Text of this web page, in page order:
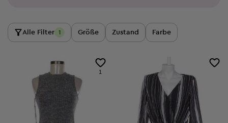
Alle Filter 1 Größe Zustand Farbe
1